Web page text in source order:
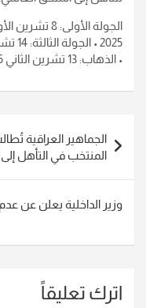
• الذهاب: 13 تشرين الثاني 2025 • الإياب: 18 تشرين الثاني 2025
المقالات
الجماهير العراقية
المنتخب في التأهل إلى
وزير الداخلية يعلن عن
اترك تعليقاً